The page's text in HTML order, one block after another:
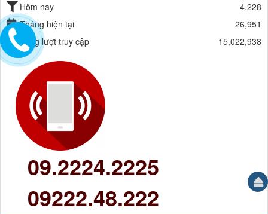
Hôm nay
4,228
Tháng hiện tại
26,951
Tổng lượt truy cập
15,022,938
09.2224.2225
09222.48.222